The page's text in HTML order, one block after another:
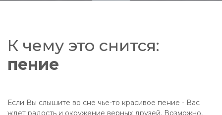
К чему это снится:
пение
Если Вы слышите во сне чье-то красивое пение - Вас
ждет радость и окружение верных друзей. Возможно,